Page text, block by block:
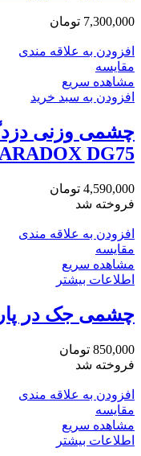
7,300,000 تومان
افزودن به علاقه مندی
مقایسه
مشاهده سریع
افزودن به سبد خرید
چشمی وزنی
DG75
4,590,000 تومان
فروخته شد
افزودن به علاقه مندی
مقایسه
مشاهده سریع
اطلاعات بیشتر
چشمی جک در
850,000 تومان
فروخته شد
افزودن به علاقه مندی
مقایسه
مشاهده سریع
اطلاعات بیشتر